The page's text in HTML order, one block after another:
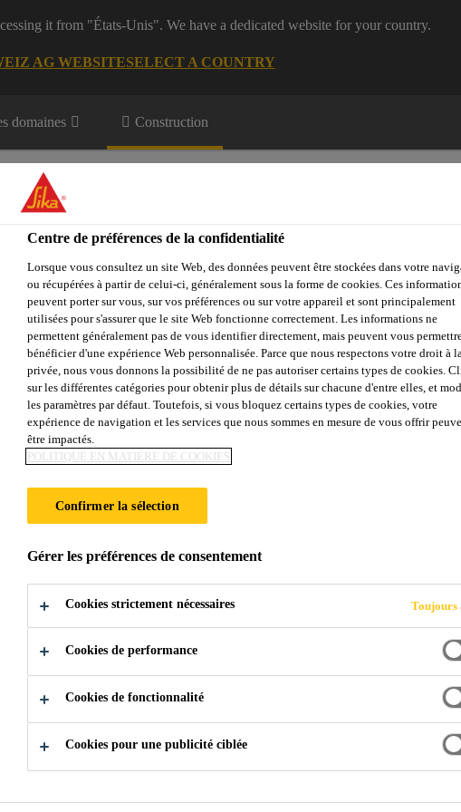
it from "États-Unis". We have a dedicated website for your country.
AG WEBSITESELECT A COUNTRY
domaines Construction
Services Objets de référence Sika Apps Interlocuteur
plate Composants Pare-vapeur Pare-vapeur Sarnavap®
E
trame à base de polyéthylène (PE)
Centre de préférences de la confidentialité
Lorsque vous consultez un site Web, des données peuvent être stockées dans votre
ou récupérées à partir de celui-ci, généralement sous la forme de cookies. Ces
peuvent porter sur vous, sur vos préférences ou sur votre appareil et sont principalement
utilisées pour s'assurer que le site Web fonctionne correctement. Les informations ne
permettent généralement pas de vous identifier directement, mais peuvent vous
bénéficier d'une expérience Web personnalisée. Parce que nous respectons votre droit à
privée, nous vous donnons la possibilité de ne pas autoriser certains types de cookies.
sur les différentes catégories pour obtenir plus de détails sur chacune d'entre elles, et
les paramètres par défaut. Toutefois, si vous bloquez certains types de cookies, votre
expérience de navigation et les services que nous sommes en mesure de vous offrir
être impactés.
POLITIQUE EN MATIÈRE DE COOKIES
Confirmer la sélection
Gérer les préférences de consentement
Cookies strictement nécessaires Toujours
Cookies de performance
Cookies de fonctionnalité
Cookies pour une publicité ciblée